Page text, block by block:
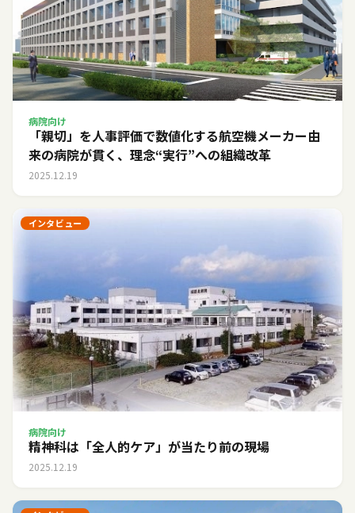
病院向け
「親切」を人事評価で数値化する――航空機メーカー由
来の病院が貫く、理念“実行”への組織改革
2025.12.19
インタビュー
病院向け
精神科は「全人的ケア」が当たり前の現場
2025.12.19